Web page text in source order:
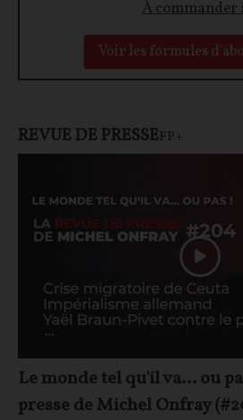
À commander
Voir les formules
REVUE DE PRESSEFP+
Le monde tel qu'il va… ou
presse de Michel Onfray